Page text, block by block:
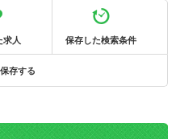
求人 保存した検索条件
存する